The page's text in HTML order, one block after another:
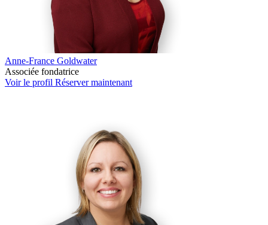
Anne-France Goldwater
Associée fondatrice
Voir le profil Réserver maintenant